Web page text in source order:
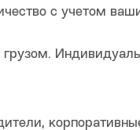
с учетом